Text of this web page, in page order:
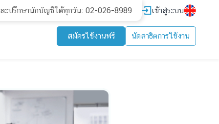
ะปรึกษานักบัญชีได้ทุกวัน: 02-026-8989 เข้าสู่ระบบ
สมัครใช้งานฟรี นัดสาธิตการใช้งาน